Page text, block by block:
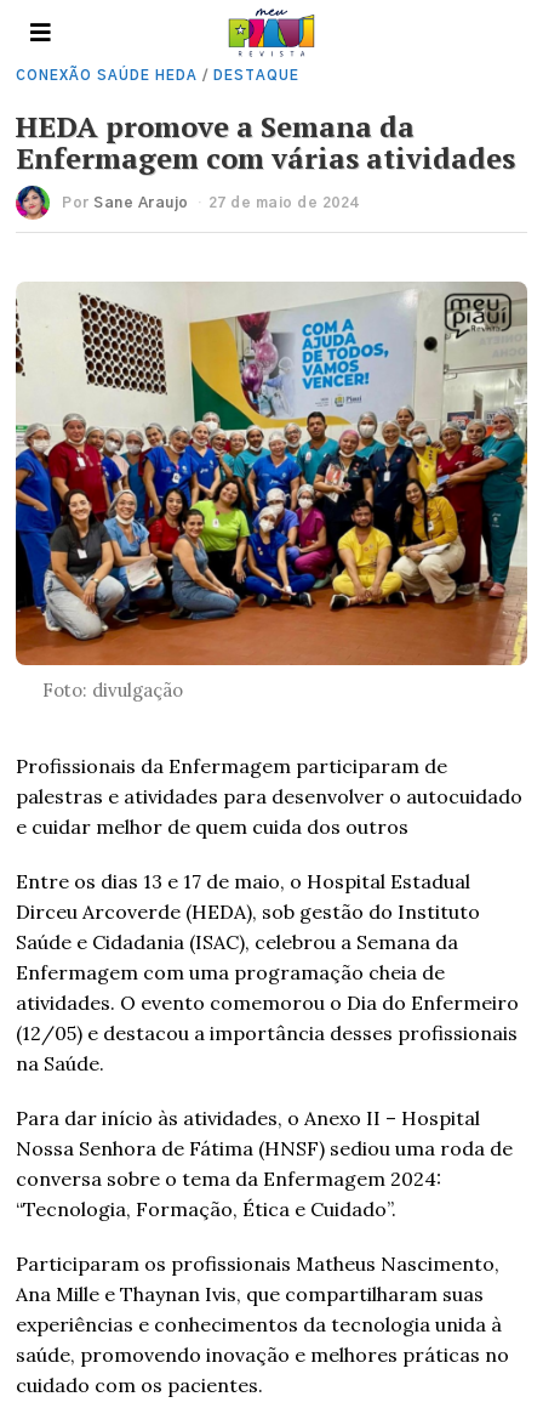
CONEXÃO SAÚDE HEDA / DESTAQUE
HEDA promove a Semana da
Enfermagem com várias atividades
Por Sane Araujo 27 de maio de 2024
Foto: divulgação
Profissionais da Enfermagem participaram de
palestras e atividades para desenvolver o autocuidado
e cuidar melhor de quem cuida dos outros
Entre os dias 13 e 17 de maio, o Hospital Estadual
Dirceu Arcoverde (HEDA), sob gestão do Instituto
Saúde e Cidadania (ISAC), celebrou a Semana da
Enfermagem com uma programação cheia de
atividades. O evento comemorou o Dia do Enfermeiro
(12/05) e destacou a importância desses profissionais
na Saúde.
Para dar início às atividades, o Anexo II – Hospital
Nossa Senhora de Fátima (HNSF) sediou uma roda de
conversa sobre o tema da Enfermagem 2024:
“Tecnologia, Formação, Ética e Cuidado”.
Participaram os profissionais Matheus Nascimento,
Ana Mille e Thaynan Ivis, que compartilharam suas
experiências e conhecimentos da tecnologia unida à
saúde, promovendo inovação e melhores práticas no
cuidado com os pacientes.